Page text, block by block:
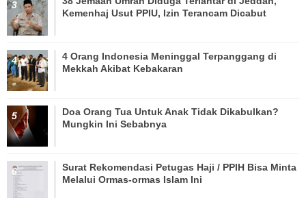
Kemenhaj Usut PPIU, Izin Terancam Dicabut
4 Orang Indonesia Meninggal Terpanggang di
Mekkah Akibat Kebakaran
Doa Orang Tua Untuk Anak Tidak Dikabulkan?
Mungkin Ini Sebabnya
Surat Rekomendasi Petugas Haji / PPIH Bisa Minta
Melalui Ormas-ormas Islam Ini